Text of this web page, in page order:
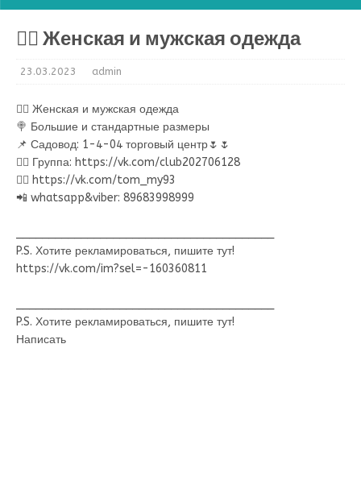
🙍‍♀ Женская и мужская одежда
23.03.2023 admin
🙍‍♀ Женская и мужская одежда
🍭 Большие и стандартные размеры
📌 Садовод: 1-4-04 торговый центр🌷🌷
👉🏻 Группа: https://vk.com/club202706128
👉🏻 https://vk.com/tom_my93
📲 whatsapp&viber: 89683998999
P.S. Хотите рекламироваться, пишите тут!
https://vk.com/im?sel=-160360811
P.S. Хотите рекламироваться, пишите тут!
Написать